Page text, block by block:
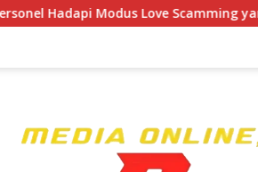
Scamming yang Kian Kompleks